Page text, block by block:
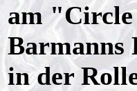
am "Circle
Barmanns
in der